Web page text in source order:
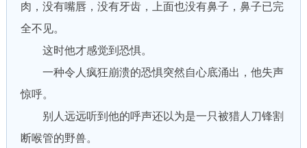
肉，没有嘴唇，没有牙齿，上面也没有鼻子，鼻子已完
全不见。
这时他才感觉到恐惧。
一种令人疯狂崩溃的恐惧突然自心底涌出，他失声
惊呼。
别人远远听到他的呼声还以为是一只被猎人刀锋割
断喉管的野兽。